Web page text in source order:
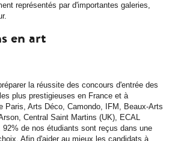
représentés par d'importantes galeries,
en art
la réussite des concours d'entrée des
plus prestigieuses en France et à
Paris, Arts Déco, Camondo, IFM, Beaux-Arts
Central Saint Martins (UK), ECAL
92% de nos étudiants sont reçus dans une
Afin d'aider au mieux les candidats à